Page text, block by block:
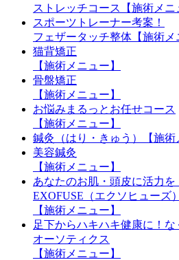
ストレッチコース【施術メニ
スポーツトレーナー考案！
フェザータッチ整体【施術メ
猫背矯正
【施術メニュー】
骨盤矯正
【施術メニュー】
お悩みまるっとお任せコース
【施術メニュー】
鍼灸（はり・きゅう）【施術
美容鍼灸
【施術メニュー】
あなたのお肌・頭皮に活力を
EXOFUSE（エクソヒューズ）
【施術メニュー】
足下からハキハキ健康に！な
オーソティクス
【施術メニュー】